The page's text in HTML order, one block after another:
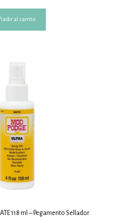
al carrito
118 ml – Pegamento Sellador